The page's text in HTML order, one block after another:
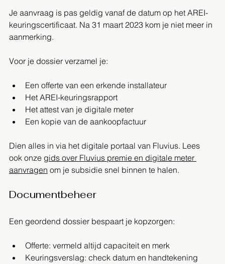
Je aanvraag is pas geldig vanaf de datum op het AREI-
keuringscertificaat. Na 31 maart 2023 kom je niet meer in
aanmerking.
Voor je dossier verzamel je:
Een offerte van een erkende installateur
Het AREI-keuringsrapport
Het attest van je digitale meter
Een kopie van de aankoopfactuur
Dien alles in via het digitale portaal van Fluvius. Lees
ook onze gids over Fluvius premie en digitale meter
aanvragen om je subsidie snel binnen te halen.
Documentbeheer
Een geordend dossier bespaart je kopzorgen:
Offerte: vermeld altijd capaciteit en merk
Keuringsverslag: check datum en handtekening